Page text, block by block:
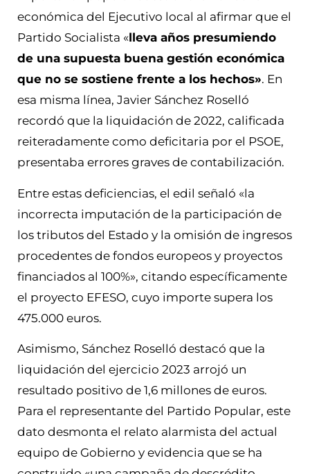
económica del Ejecutivo local al afirmar que el
Partido Socialista «lleva años presumiendo
de una supuesta buena gestión económica
que no se sostiene frente a los hechos». En
esa misma línea, Javier Sánchez Roselló
recordó que la liquidación de 2022, calificada
reiteradamente como deficitaria por el PSOE,
presentaba errores graves de contabilización.
Entre estas deficiencias, el edil señaló «la
incorrecta imputación de la participación de
los tributos del Estado y la omisión de ingresos
procedentes de fondos europeos y proyectos
financiados al 100%», citando específicamente
el proyecto EFESO, cuyo importe supera los
475.000 euros.
Asimismo, Sánchez Roselló destacó que la
liquidación del ejercicio 2023 arrojó un
resultado positivo de 1,6 millones de euros.
Para el representante del Partido Popular, este
dato desmonta el relato alarmista del actual
equipo de Gobierno y evidencia que se ha